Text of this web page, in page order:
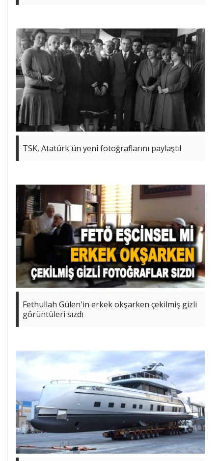
TSK, Atatürk'ün yeni fotoğraflarını paylaştı!
Fethullah Gülen'in erkek okşarken çekilmiş gizli
görüntüleri sızdı